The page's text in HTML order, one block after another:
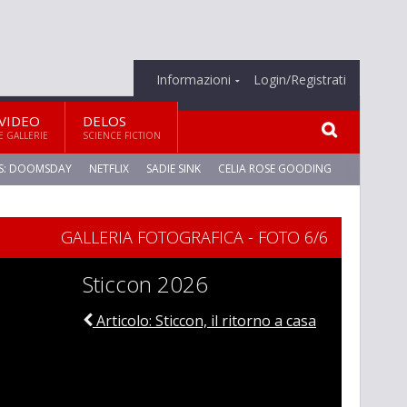
Informazioni Login/Registrati
E GALLERIE
DELOS
SCIENCE FICTION
DOOMSDAY NETFLIX SADIE SINK CELIA ROSE GOODING
GALLERIA FOTOGRAFICA - FOTO 6/6
Sticcon 2026
Articolo: Sticcon, il ritorno a casa